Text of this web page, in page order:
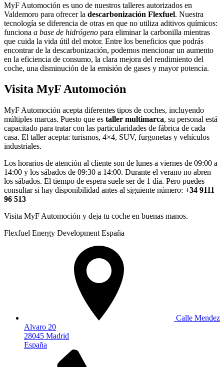
MyF Automoción es uno de nuestros talleres autorizados en
Valdemoro para ofrecer la descarbonización Flexfuel. Nuestra
tecnología se diferencia de otras en que no utiliza aditivos químicos:
funciona a base de hidrógeno para eliminar la carbonilla mientras
que cuida la vida útil del motor. Entre los beneficios que podrás
encontrar de la descarbonización, podemos mencionar un aumento
en la eficiencia de consumo, la clara mejora del rendimiento del
coche, una disminución de la emisión de gases y mayor potencia.
Visita MyF Automoción
MyF Automoción acepta diferentes tipos de coches, incluyendo
múltiples marcas. Puesto que es taller multimarca, su personal está
capacitado para tratar con las particularidades de fábrica de cada
casa. El taller acepta: turismos, 4×4, SUV, furgonetas y vehículos
industriales.
Los horarios de atención al cliente son de lunes a viernes de 09:00 a
14:00 y los sábados de 09:30 a 14:00. Durante el verano no abren
los sábados. El tiempo de espera suele ser de 1 día. Pero puedes
consultar si hay disponibilidad antes al siguiente número: +34 9111
96 513
Visita MyF Automoción y deja tu coche en buenas manos.
Flexfuel Energy Development España
Calle Mendez
Alvaro 20
28045 Madrid
España